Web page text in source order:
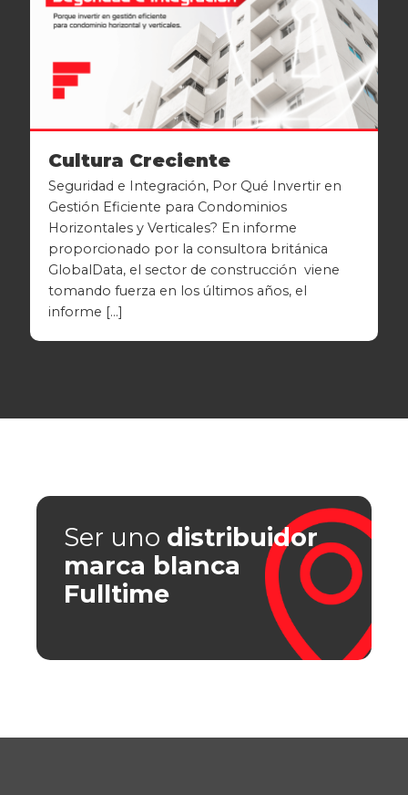
Cultura Creciente
Seguridad e Integración, Por Qué Invertir en
Gestión Eficiente para Condominios
Horizontales y Verticales? En informe
proporcionado por la consultora británica
GlobalData, el sector de construcción viene
tomando fuerza en los últimos años, el
informe […]
Ser uno distribuidor
marca blanca
Fulltime